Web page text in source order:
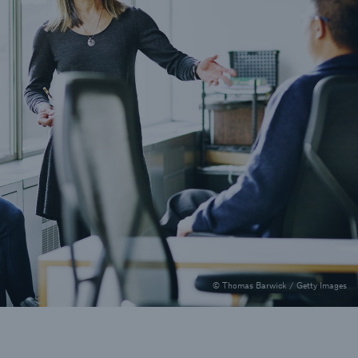
© Thomas Barwick / Getty Images